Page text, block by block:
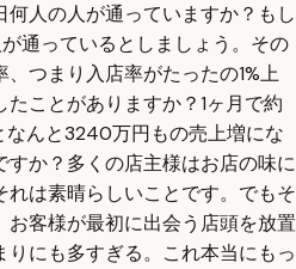
人の人が通っていますか？もし
通っているとしましょう。その
つまり入店率がたったの1%上
ことがありますか？1ヶ月で約
んと3240万円もの売上増にな
すか？多くの店主様はお店の味に
は素晴らしいことです。でもそ
客様が最初に出会う店頭を放置
りにも多すぎる。これ本当にもっ